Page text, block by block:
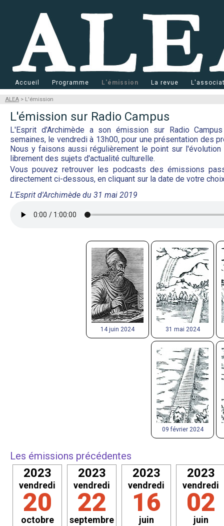
Accueil Programme L'émission La revue
ALEA > L'émission
L'émission sur Radio Campus
L'Esprit d'Archimède a son émission sur Radio
semaines, le vendredi à 13h00, pour une présentation des
Nous y faisons aussi régulièrement le point sur
librement des sujets d'actualité culturelle.
Vous pouvez retrouver les podcasts des émissions
directement ci-dessous, en cliquant sur la date de votre
L'Esprit d'Archimède du 31 mai 2019
14 juin 2024 31 mai 2024
09 février 2024
Les émissions précédentes
2023
vendredi
20
octobre
2023
vendredi
22
septembre
2023
vendredi
16
juin
2023
vendredi
02
juin